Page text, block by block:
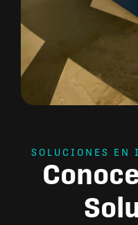
SOLUCIONES EN